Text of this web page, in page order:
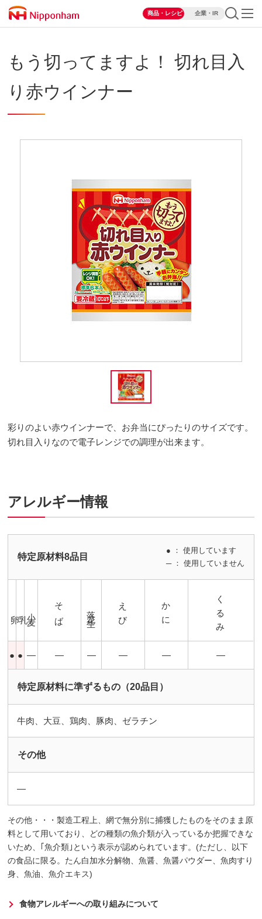
商品・レシピ 企業・IR
もう切ってますよ！ 切れ目入
り赤ウインナー
彩りのよい赤ウインナーで、お弁当にぴったりのサイズです。
切れ目入りなので電子レンジでの調理が出来ます。
アレルギー情報
特定原材料8品目
● ： 使用しています
─ ： 使用していません
そば 落花生 えび かに くるみ
● ● ― ― ― ― ― ―
特定原材料に準ずるもの（20品目）
牛肉、大豆、鶏肉、豚肉、ゼラチン
その他
―
その他・・・製造工程上、網で無分別に捕獲したものをそのまま原
料として用いており、どの種類の魚介類が入っているか把握できな
いため、｢魚介類｣という表示が認められています。(ただし、以下
の食品に限る。たん白加水分解物、魚醤、魚醤パウダー、魚肉すり
身、魚油、魚介エキス)
食物アレルギーへの取り組みについて